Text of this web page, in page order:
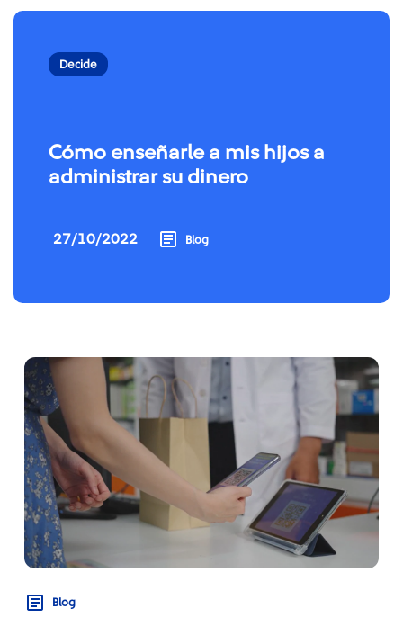
Decide
Cómo enseñarle a mis hijos a
administrar su dinero
27/10/2022 Blog
Blog